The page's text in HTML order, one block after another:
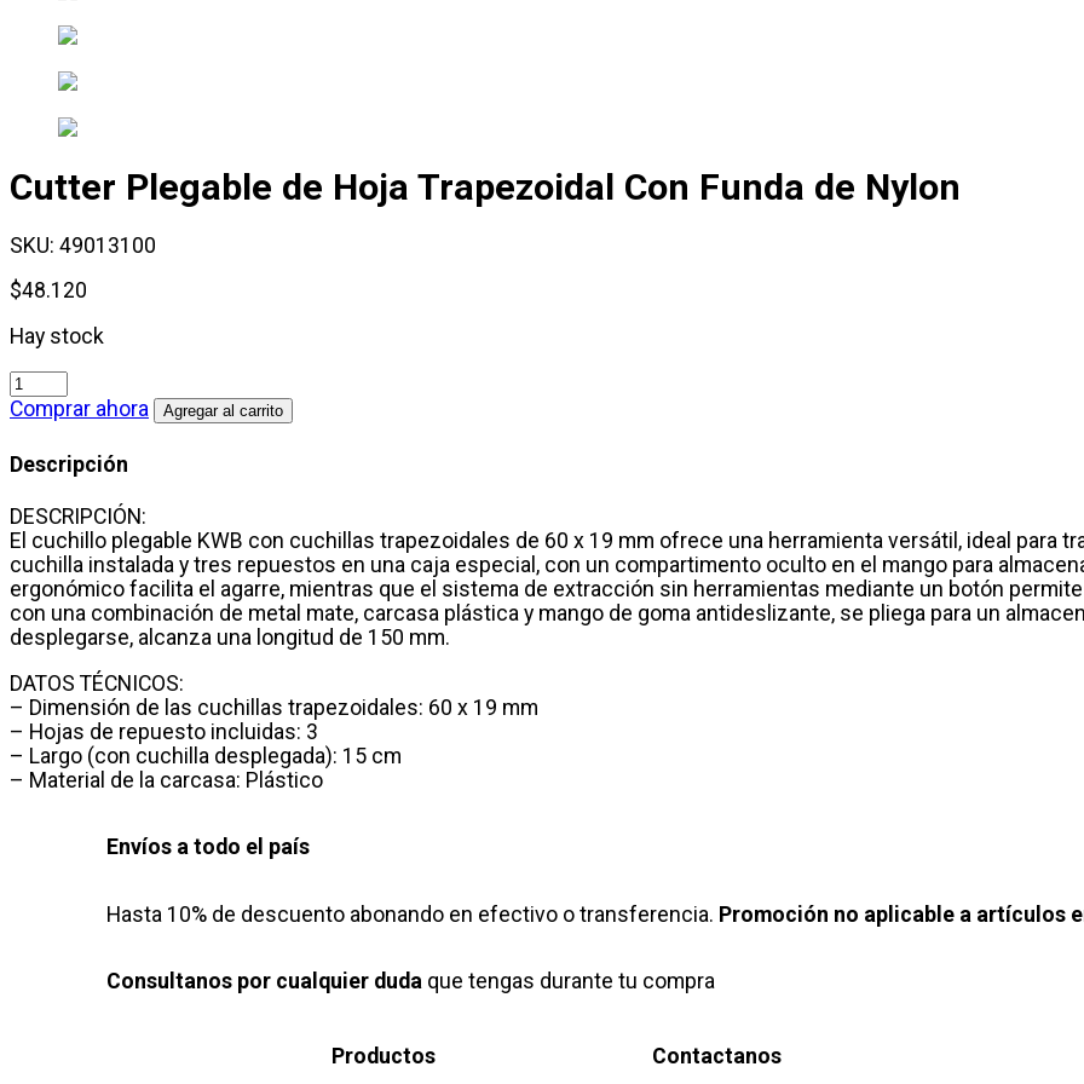
Cutter Plegable de Hoja Trapezoidal Con Funda de Nylon
SKU: 49013100
$48.120
Hay stock
Cutter
Plegable
Hoja
Trapezoidal
Funda
de
Nylon
cantidad
Comprar ahora Agregar al carrito
Descripción
DESCRIPCIÓN:
El cuchillo plegable KWB con cuchillas trapezoidales de 60 x 19 mm ofrece una herramienta versátil, ideal para
cuchilla instalada y tres repuestos en una caja especial, con un compartimento oculto en el mango para
ergonómico facilita el agarre, mientras que el sistema de extracción sin herramientas mediante un botón
con una combinación de metal mate, carcasa plástica y mango de goma antideslizante, se pliega para un
desplegarse, alcanza una longitud de 150 mm.
DATOS TÉCNICOS:
– Dimensión de las cuchillas trapezoidales: 60 x 19 mm
– Hojas de repuesto incluidas: 3
– Largo (con cuchilla desplegada): 15 cm
– Material de la carcasa: Plástico
Envíos a todo el país
Hasta 10% de descuento abonando en efectivo o transferencia. Promoción no aplicable a artículos
Consultanos por cualquier duda que tengas durante tu compra
Productos Contactanos